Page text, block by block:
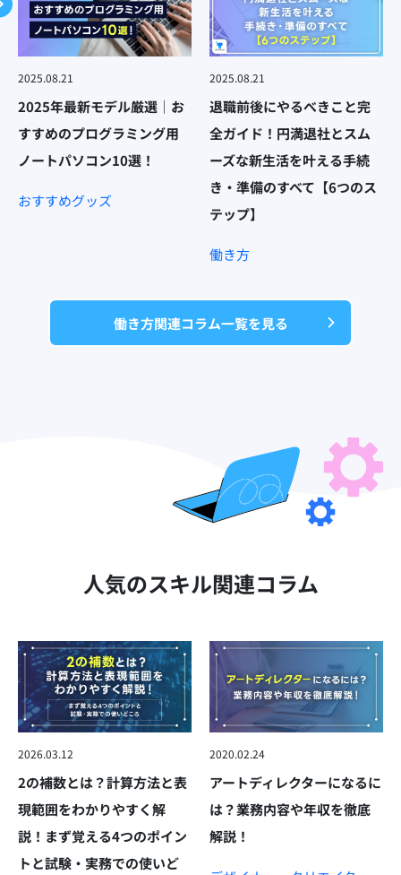
2025.08.21
2025年最新モデル厳選｜お
すすめのプログラミング用
ノートパソコン10選！
おすすめグッズ
2025.08.21
退職前後にやるべきこと完
全ガイド！円満退社とスム
ーズな新生活を叶える手続
き・準備のすべて【6つのス
テップ】
働き方
働き方関連コラム一覧を見る
人気のスキル関連コラム
2026.03.12
2の補数とは？計算方法と表
現範囲をわかりやすく解
説！まず覚える4つのポイン
トと試験・実務での使いど
2020.02.24
アートディレクターになるに
は？業務内容や年収を徹底
解説！